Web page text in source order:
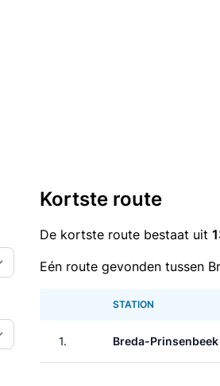
Kortste route
De kortste route bestaat uit
Eén route gevonden tussen
STATION
1. Breda-Prinsenbeek